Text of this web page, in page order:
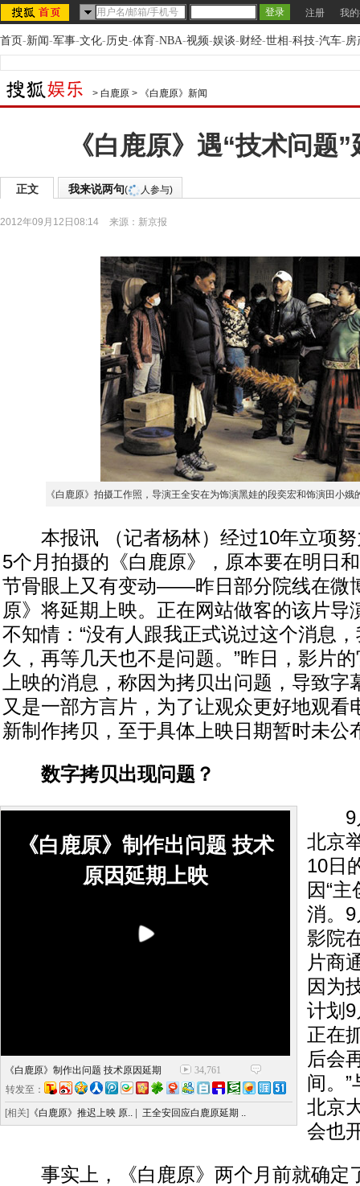
注册 我
首页-新闻-军事-文化-历史-体育-NBA-视频-娱谈-财经-世相-科技-汽车-房
> 白鹿原 > 《白鹿原》新闻
《白鹿原》遇“技术问题
正文 我来说两句( 人参与)
2012年09月12日08:14 来源： 新京报
《白鹿原》拍摄工作照，导演王全安在为饰演黑娃的段奕宏和饰演田小娥
本报讯 （记者杨林）经过10年立项努
5个月拍摄的《白鹿原》，原本要在明日
节骨眼上又有变动——昨日部分院线在微
原》将延期上映。正在网站做客的该片导
不知情：“没有人跟我正式说过这个消息
久，再等几天也不是问题。”昨日，影片
上映的消息，称因为拷贝出问题，导致字
又是一部方言片，为了让观众更好地观看
新制作拷贝，至于具体上映日期暂时未公
数字拷贝出现问题？
《白鹿原》制作出问题 技术
原因延期上映
《白鹿原》制作出问题 技术原因延期
34,761
转发至：
[相关] 《白鹿原》推迟上映 原.. 王全安回应白鹿原延期 ..
9月
北京
10日
因“
消。
影院
片商
因为
计划
正在
后会
间。
北京
会也
事实上，《白鹿原》两个月前就确定